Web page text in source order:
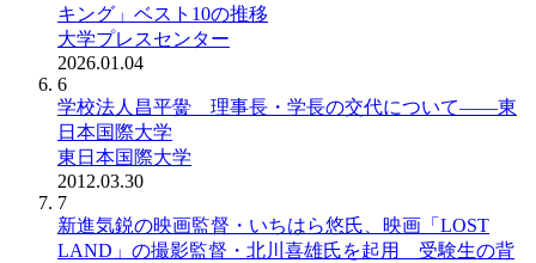
キング」ベスト10の推移
大学プレスセンター
2026.01.04
6
学校法人昌平黌 理事長・学長の交代について――東
日本国際大学
東日本国際大学
2012.03.30
7
新進気鋭の映画監督・いちはら悠氏、映画「LOST
LAND」の撮影監督・北川喜雄氏を起用 受験生の背